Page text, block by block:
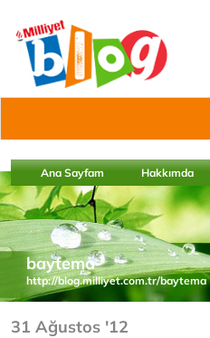
Ana Sayfam Hakkımda
baytema
http://blog.milliyet.com.tr/baytema
31 Ağustos '12